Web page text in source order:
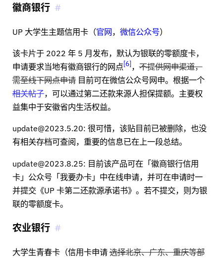
徽商银行
UP 大学生主题信用卡（官网， 微信公众号）
该卡片于 2022 年 5 月发布，默认为银联的零额度卡，
申请要求当地有徽商银行的网点 6 ，不提供网申渠道，
需至线下网点申请目前可在微信公众号网申。根据一个
相关帖子，可以通过第二还款来源人担保提额。主要权
益集中于安徽省内生活权益。
update@2023.5.20: 很可惜，该贴目前已被删除，也没
有相关存档可查阅，重要的信息已在上一段总结。
update@2023.8.25: 目前该产品可在「徽商银行信用
卡」公众号「我要办卡」中在线申请，并可在申请时一
并提交《UP 卡第二还款源承诺书》。若不提交，则为银
联的零额度卡。
农业银行
大学生青春卡（信用卡申请选择北京、广东、重庆等部